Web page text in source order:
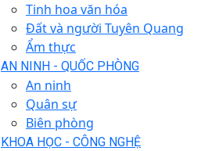
Tinh hoa văn hóa
Đất và người Tuyên Quang
Ẩm thực
AN NINH - QUỐC PHÒNG
An ninh
Quân sự
Biên phòng
KHOA HỌC - CÔNG NGHỆ